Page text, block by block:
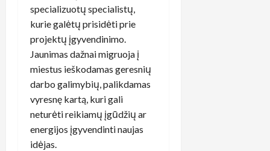
specializuotų specialistų,
kurie galėtų prisidėti prie
projektų įgyvendinimo.
Jaunimas dažnai migruoja į
miestus ieškodamas geresnių
darbo galimybių, palikdamas
vyresnę kartą, kuri gali
neturėti reikiamų įgūdžių ar
energijos įgyvendinti naujas
idėjas.